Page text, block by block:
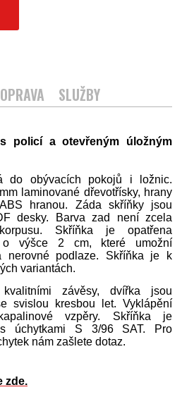
SLUŽBY
policí a otevřeným úložným
do obývacích pokojů i ložnic.
laminované dřevotřísky, hrany
hranou. Záda skříňky jsou
desky. Barva zad není zcela
Skříňka je opatřena
o výšce 2 cm, které umožní
nerovné podlaze. Skříňka je k
variantách.
závěsy, dvířka jsou
svislou kresbou let. Vyklápění
vzpěry. Skříňka je
s úchytkami S 3/96 SAT. Pro
nám zašlete dotaz.
zde.